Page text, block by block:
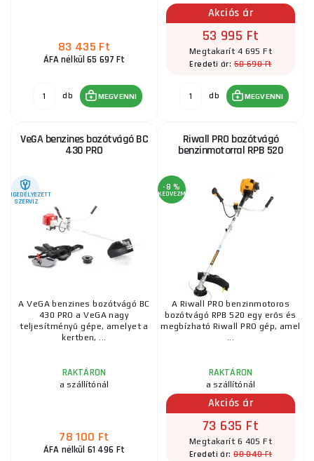
83 435 Ft
ÁFA nélkül 65 697 Ft
db MEGVENNI
Akciós ár
53 995 Ft
Megtakarít 4 695 Ft
Eredeti ár:58 690 Ft
db MEGVENNI
VeGA benzines bozótvágó BC
430 PRO
ENGEDÉLYEZETT
SZERVIZ
A VeGA benzines bozótvágó BC
430 PRO a VeGA nagy
teljesítményű gépe, amelyet a
kertben, ...
RAKTÁRON
a szállítónál
78 100 Ft
ÁFA nélkül 61 496 Ft
Riwall PRO bozótvágó
benzinmotorral RPB 520
-8 %
KEDVEZMÉNY
A Riwall PRO benzinmotoros
bozótvágó RPB 520 egy erős és
megbízható Riwall PRO gép, amel
...
RAKTÁRON
a szállítónál
Akciós ár
73 635 Ft
Megtakarít 6 405 Ft
Eredeti ár:80 040 Ft